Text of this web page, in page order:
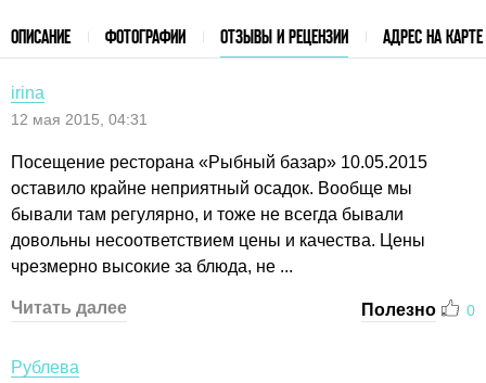
ОПИСАНИЕ ФОТОГРАФИИ ОТЗЫВЫ И РЕЦЕНЗИИ АДРЕС НА КАРТЕ
irina
12 мая 2015, 04:31
Посещение ресторана «Рыбный базар» 10.05.2015
оставило крайне неприятный осадок. Вообще мы
бывали там регулярно, и тоже не всегда бывали
довольны несоответствием цены и качества. Цены
чрезмерно высокие за блюда, не ...
Читать далее Полезно 0
Рублева